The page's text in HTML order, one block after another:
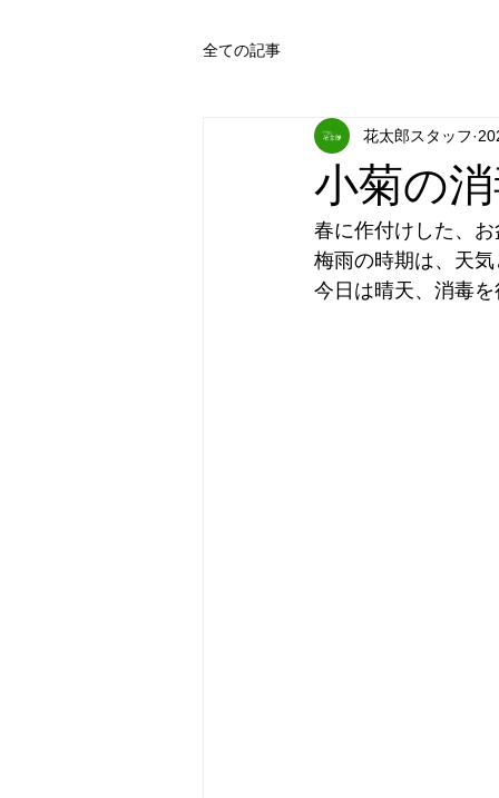
全ての記事
小菊の
花太郎スタッフ
春に作付けした、
梅雨の時期は、天
今日は晴天、消毒